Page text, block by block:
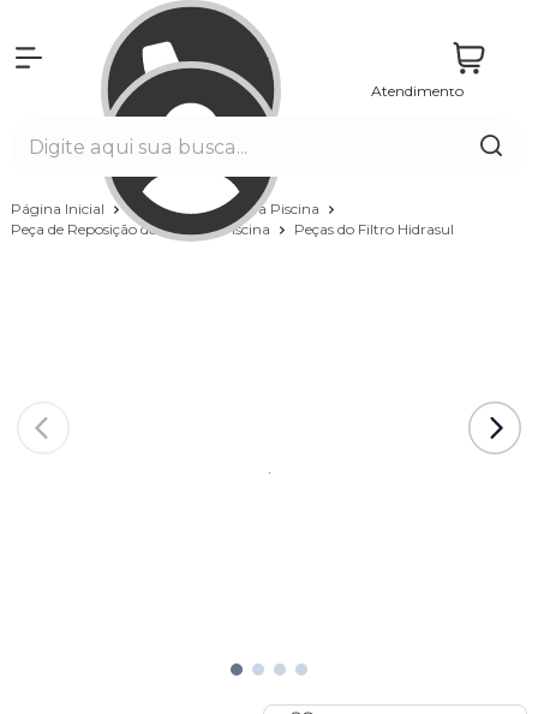
Atendimento
Página Inicial
Equipamentos para Piscina
Peça de Reposição do Filtro da Piscina
Peças do Filtro Hidrasul